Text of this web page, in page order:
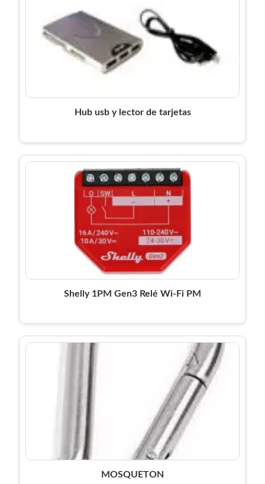
Hub usb y lector de tarjetas
Shelly 1PM Gen3 Relé Wi-Fi PM
MOSQUETON